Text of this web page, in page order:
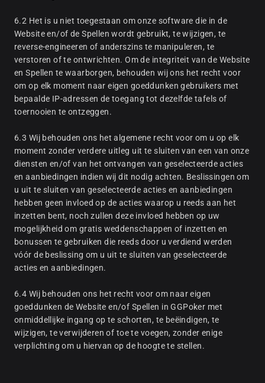
6.2 Het is u niet toegestaan om onze software die in de
Website en/of de Spellen wordt gebruikt, te wijzigen, te
reverse-engineeren of anderszins te manipuleren, te
verstoren of te ontwrichten. Om de integriteit van de Website
en Spellen te waarborgen, behouden wij ons het recht voor
om op elk moment naar eigen goeddunken gebruikers met
bepaalde IP-adressen de toegang tot dezelfde tafels of
toernooien te ontzeggen.
6.3 Wij behouden ons het algemene recht voor om u op elk
moment zonder verdere uitleg uit te sluiten van een van onze
diensten en/of van het ontvangen van geselecteerde acties
en aanbiedingen indien wij dit nodig achten. Beslissingen om
u uit te sluiten van geselecteerde acties en aanbiedingen
hebben geen invloed op de acties waarop u reeds aan het
inzetten bent, noch zullen deze invloed hebben op uw
mogelijkheid om gratis weddenschappen of inzetten en
bonussen te gebruiken die reeds door u verdiend werden
vóór de beslissing om u uit te sluiten van geselecteerde
acties en aanbiedingen.
6.4 Wij behouden ons het recht voor om naar eigen
goeddunken de Website en/of Spellen in GGPoker met
onmiddellijke ingang op te schorten, te beëindigen, te
wijzigen, te verwijderen of toe te voegen, zonder enige
verplichting om u hiervan op de hoogte te stellen.